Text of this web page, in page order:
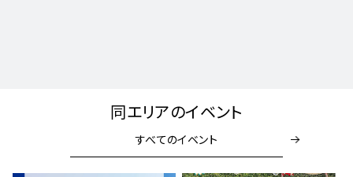
同エリアのイベント
すべてのイベント